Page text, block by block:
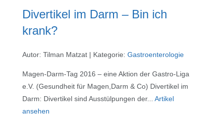
Divertikel im Darm – Bin ich
krank?
Autor: Tilman Matzat| Kategorie: Gastroenterologie
Magen-Darm-Tag 2016 – eine Aktion der Gastro-Liga
e.V. (Gesundheit für Magen,Darm & Co) Divertikel im
Darm: Divertikel sind Ausstülpungen der... Artikel
ansehen